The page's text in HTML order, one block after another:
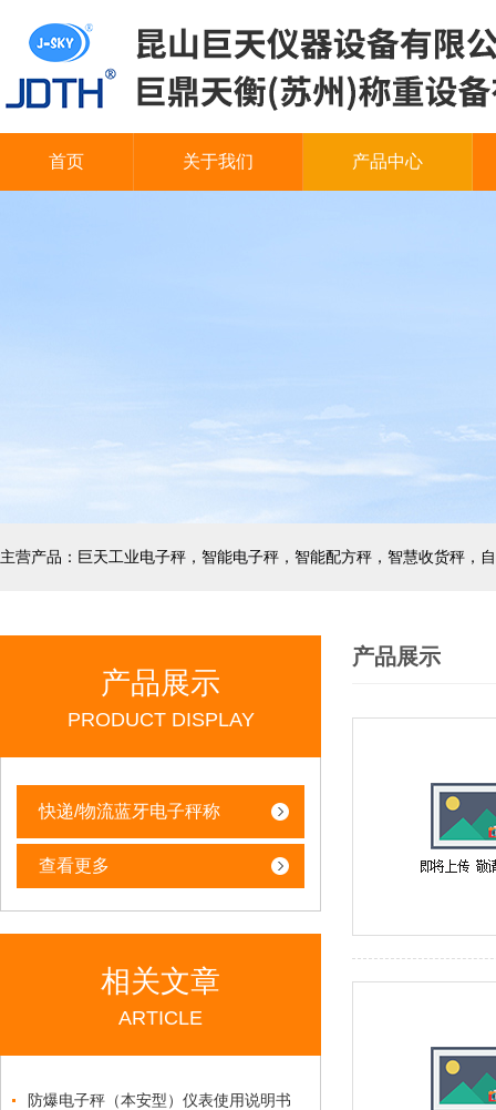
首页 关于我们 产品中心
产品展示
PRODUCT DISPLAY
快递/物流蓝牙电子秤称
查看更多
相关文章
ARTICLE
防爆电子秤（本安型）仪表使用说明书
产品展示